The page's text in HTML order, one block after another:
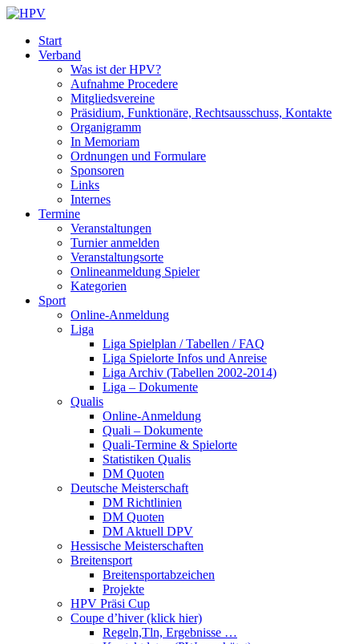
Start
Verband
Was ist der HPV?
Aufnahme Procedere
Mitgliedsvereine
Präsidium, Funktionäre, Rechtsausschuss, Kontakte
Organigramm
In Memoriam
Ordnungen und Formulare
Sponsoren
Links
Internes
Termine
Veranstaltungen
Turnier anmelden
Veranstaltungsorte
Onlineanmeldung Spieler
Kategorien
Sport
Online-Anmeldung
Liga
Liga Spielplan / Tabellen / FAQ
Liga Spielorte Infos und Anreise
Liga Archiv (Tabellen 2002-2014)
Liga – Dokumente
Qualis
Online-Anmeldung
Quali – Dokumente
Quali-Termine & Spielorte
Statistiken Qualis
DM Quoten
Deutsche Meisterschaft
DM Richtlinien
DM Quoten
DM Aktuell DPV
Hessische Meisterschaften
Breitensport
Breitensportabzeichen
Projekte
HPV Präsi Cup
Coupe d’hiver (klick hier)
Regeln,Tln, Ergebnisse …